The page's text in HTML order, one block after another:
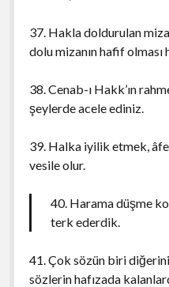
37. Hakla doldurulan
dolu mizanın hafif olması
38. Cenab-ı Hakk’ın
şeylerde acele ediniz.
39. Halka iyilik etmek,
vesile olur.
40. Harama düşme
terk ederdik.
41. Çok sözün biri
sözlerin hafızada